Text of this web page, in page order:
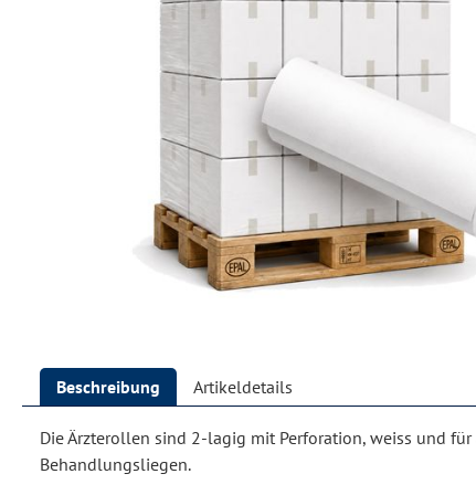
Beschreibung Artikeldetails
Die Ärzterollen sind 2-lagig mit Perforation, weiss und
Behandlungsliegen.